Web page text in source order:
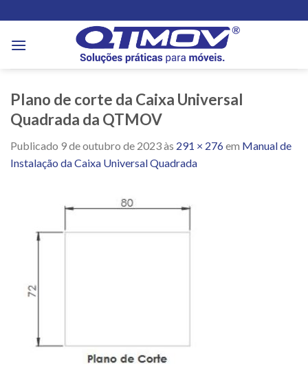
to
content
Plano de corte da Caixa Universal
Quadrada da QTMOV
Publicado 9 de outubro de 2023às 291 × 276em Manual de
Instalação da Caixa Universal Quadrada